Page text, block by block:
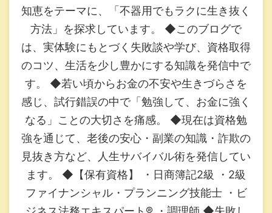
知恵をテーマに、「不器用でもラクに生き抜く
方法」を探求しています。 ◆このブログで
は、実体験にもとづく失敗談や学び、資格取得
のコツ、生活を少し豊かにする知識を発信中で
す。 ◆若い頃からお金の不安や生きづらさを
感じ、試行錯誤の中で「勉強して、お金に強く
なる」ことの大切さを痛感。 ◆現在は資格勉
強を通じて、老後の安心・副業の知識・詐欺の
見抜き方など、人生サバイバル術を発信してい
ます。 ◆【保有資格】 ・日商簿記2級 ・2級
ファイナンシャル・プランニング技能士 ・ビ